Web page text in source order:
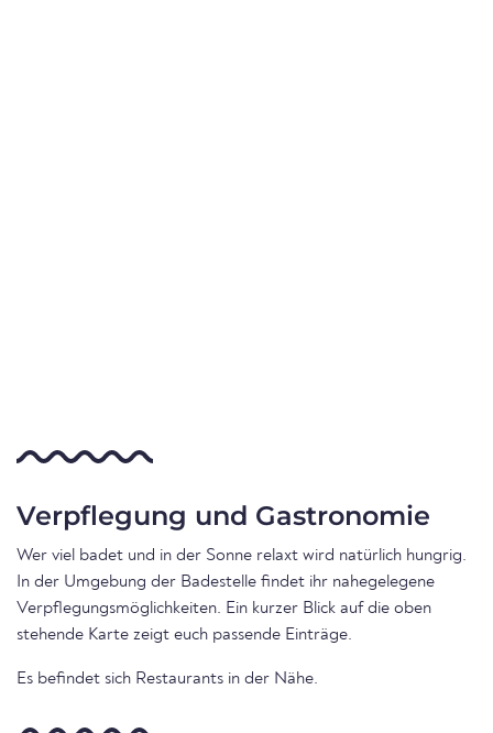
Verpflegung und Gastronomie
Wer viel badet und in der Sonne relaxt wird natürlich hungrig.
In der Umgebung der Badestelle findet ihr nahegelegene
Verpflegungsmöglichkeiten. Ein kurzer Blick auf die oben
stehende Karte zeigt euch passende Einträge.
Es befindet sich Restaurants in der Nähe.